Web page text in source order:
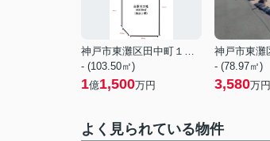
神戸市東灘区田中町１丁目
- (103.50㎡)
1億1,500万円
- (78.97㎡)
3,580万円
よく見られている物件